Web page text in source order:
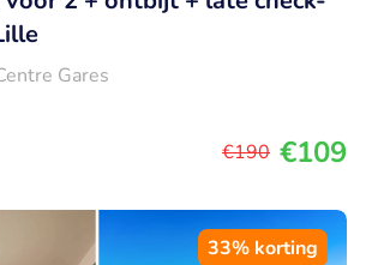
Gares
€190 €109
33% korting